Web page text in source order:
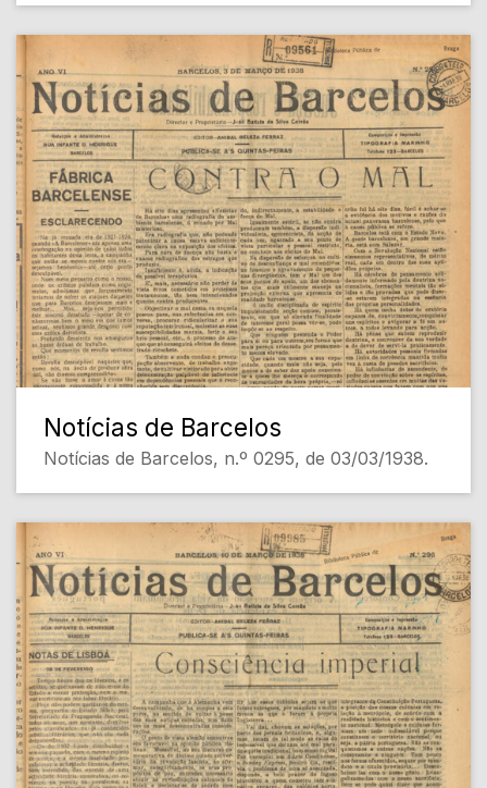
Notícias de Barcelos
Notícias de Barcelos, n.º 0295, de 03/03/1938.